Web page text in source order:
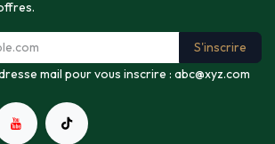
S'inscrire
mail pour vous inscrire : abc@xyz.com